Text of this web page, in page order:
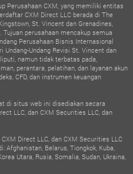
Perusahaan CXM, yang memiliki entitas
CXM Direct LLC berada di The
St. Vincent dan Grenadines,
Tujuan perusahaan mencakup semua
Perusahaan Bisnis Internasional
Undang-Undang Revisi St. Vincent dan
namun tidak terbatas pada,
perantara, pelatihan, dan layanan akun
CFD, dan instrumen keuangan
di situs web ini disediakan secara
LLC, dan CXM Securities LLC, dan
Direct LLC, dan CXM Securities LLC
Afghanistan, Belarus, Tiongkok, Kuba,
Utara, Rusia, Somalia, Sudan, Ukraina,